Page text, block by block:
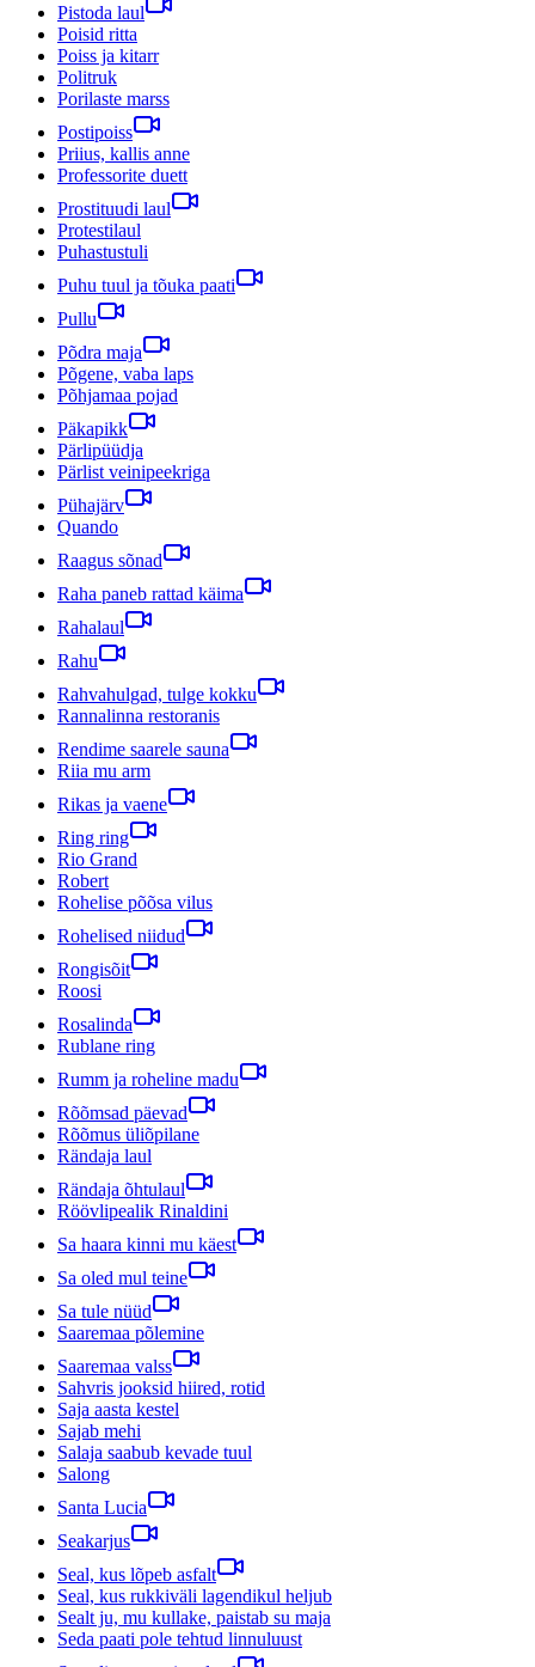
Pistoda laul
Poisid ritta
Poiss ja kitarr
Politruk
Porilaste marss
Postipoiss
Priius, kallis anne
Professorite duett
Prostituudi laul
Protestilaul
Puhastustuli
Puhu tuul ja tõuka paati
Pullu
Põdra maja
Põgene, vaba laps
Põhjamaa pojad
Päkapikk
Pärlipüüdja
Pärlist veinipeekriga
Pühajärv
Quando
Raagus sõnad
Raha paneb rattad käima
Rahalaul
Rahu
Rahvahulgad, tulge kokku
Rannalinna restoranis
Rendime saarele sauna
Riia mu arm
Rikas ja vaene
Ring ring
Rio Grand
Robert
Rohelise põõsa vilus
Rohelised niidud
Rongisõit
Roosi
Rosalinda
Rublane ring
Rumm ja roheline madu
Rõõmsad päevad
Rõõmus üliõpilane
Rändaja laul
Rändaja õhtulaul
Röövlipealik Rinaldini
Sa haara kinni mu käest
Sa oled mul teine
Sa tule nüüd
Saaremaa põlemine
Saaremaa valss
Sahvris jooksid hiired, rotid
Saja aasta kestel
Sajab mehi
Salaja saabub kevade tuul
Salong
Santa Lucia
Seakarjus
Seal, kus lõpeb asfalt
Seal, kus rukkiväli lagendikul heljub
Sealt ju, mu kullake, paistab su maja
Seda paati pole tehtud linnuluust